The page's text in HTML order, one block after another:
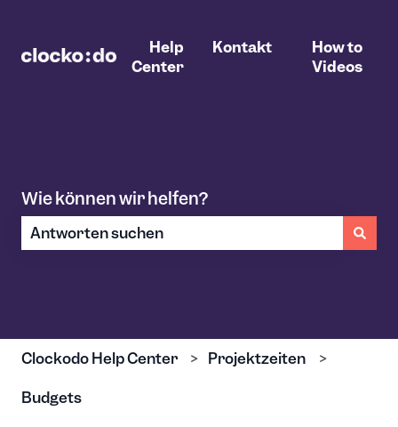
Help
Center
Kontakt
How to
Videos
Wie können wir helfen?
Clockodo Help Center Projektzeiten
Budgets